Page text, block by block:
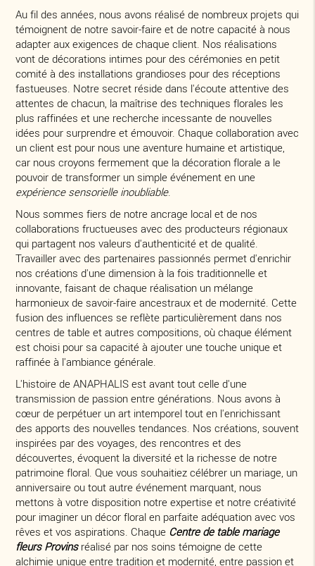
Au fil des années, nous avons réalisé de nombreux projets qui
témoignent de notre savoir-faire et de notre capacité à nous
adapter aux exigences de chaque client. Nos réalisations
vont de décorations intimes pour des cérémonies en petit
comité à des installations grandioses pour des réceptions
fastueuses. Notre secret réside dans l'écoute attentive des
attentes de chacun, la maîtrise des techniques florales les
plus raffinées et une recherche incessante de nouvelles
idées pour surprendre et émouvoir. Chaque collaboration avec
un client est pour nous une aventure humaine et artistique,
car nous croyons fermement que la décoration florale a le
pouvoir de transformer un simple événement en une
expérience sensorielle inoubliable.
Nous sommes fiers de notre ancrage local et de nos
collaborations fructueuses avec des producteurs régionaux
qui partagent nos valeurs d'authenticité et de qualité.
Travailler avec des partenaires passionnés permet d'enrichir
nos créations d'une dimension à la fois traditionnelle et
innovante, faisant de chaque réalisation un mélange
harmonieux de savoir-faire ancestraux et de modernité. Cette
fusion des influences se reflète particulièrement dans nos
centres de table et autres compositions, où chaque élément
est choisi pour sa capacité à ajouter une touche unique et
raffinée à l'ambiance générale.
L'histoire de ANAPHALIS est avant tout celle d'une
transmission de passion entre générations. Nous avons à
cœur de perpétuer un art intemporel tout en l'enrichissant
des apports des nouvelles tendances. Nos créations, souvent
inspirées par des voyages, des rencontres et des
découvertes, évoquent la diversité et la richesse de notre
patrimoine floral. Que vous souhaitiez célébrer un mariage, un
anniversaire ou tout autre événement marquant, nous
mettons à votre disposition notre expertise et notre créativité
pour imaginer un décor floral en parfaite adéquation avec vos
rêves et vos aspirations. Chaque Centre de table mariage
fleurs Provinsréalisé par nos soins témoigne de cette
alchimie unique entre tradition et modernité, entre passion et